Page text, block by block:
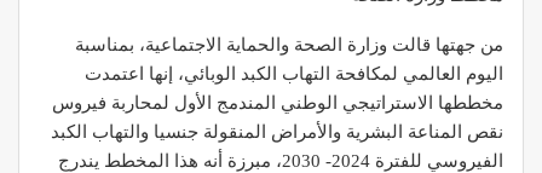
من جهتها قالت وزارة الصحة والحماية الاجتماعية، بمناسبة
اليوم العالمي لمكافحة التهاب الكبد الوبائي، إنها اعتمدت
مخططها الاستراتيجي الوطني المندمج الأول لمحاربة فيروس
نقص المناعة البشرية والأمراض المنقولة جنسيا والتهاب الكبد
الفيروسي للفترة 2024- 2030، مبرزة أنه هذا المخطط يندرج